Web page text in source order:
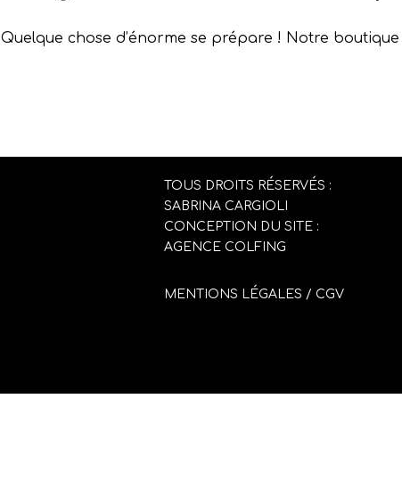
Quelque chose d’énorme se prépare ! Notre
TOUS DROITS RÉSERVÉS :
SABRINA CARGIOLI
CONCEPTION DU SITE :
AGENCE COLFING
MENTIONS LÉGALES / CGV